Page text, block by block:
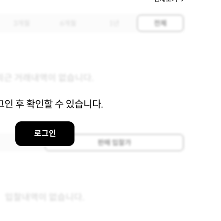
인 후 확인할 수 있습니다.
로그인
전체
판매 입찰가